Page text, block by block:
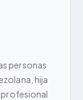
personas
hija
profesional